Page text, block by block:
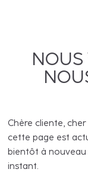
NOUS
Chère cliente,
cette page est
bientôt à nouveau
instant.